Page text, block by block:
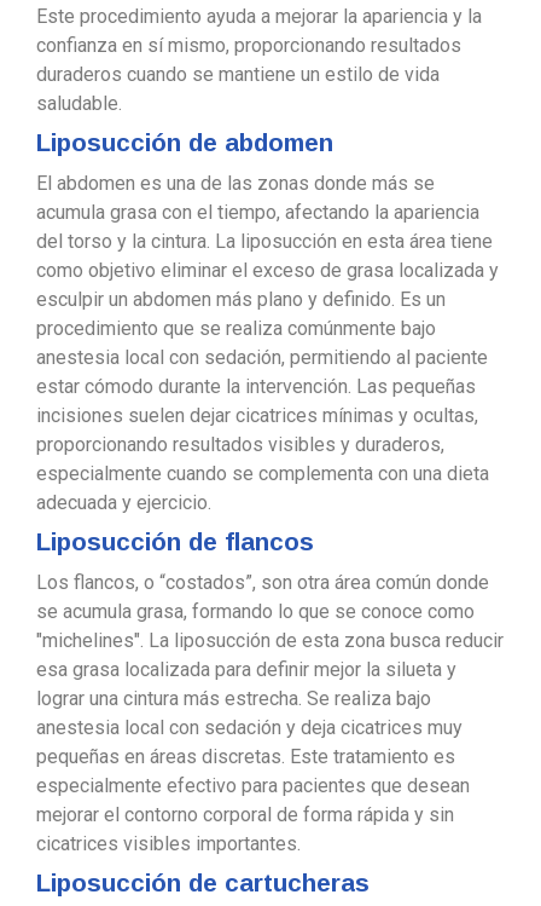
Este procedimiento ayuda a mejorar la apariencia y la
confianza en sí mismo, proporcionando resultados
duraderos cuando se mantiene un estilo de vida
saludable.
Liposucción de abdomen
El abdomen es una de las zonas donde más se
acumula grasa con el tiempo, afectando la apariencia
del torso y la cintura. La liposucción en esta área tiene
como objetivo eliminar el exceso de grasa localizada y
esculpir un abdomen más plano y definido. Es un
procedimiento que se realiza comúnmente bajo
anestesia local con sedación, permitiendo al paciente
estar cómodo durante la intervención. Las pequeñas
incisiones suelen dejar cicatrices mínimas y ocultas,
proporcionando resultados visibles y duraderos,
especialmente cuando se complementa con una dieta
adecuada y ejercicio.
Liposucción de flancos
Los flancos, o “costados”, son otra área común donde
se acumula grasa, formando lo que se conoce como
"michelines". La liposucción de esta zona busca reducir
esa grasa localizada para definir mejor la silueta y
lograr una cintura más estrecha. Se realiza bajo
anestesia local con sedación y deja cicatrices muy
pequeñas en áreas discretas. Este tratamiento es
especialmente efectivo para pacientes que desean
mejorar el contorno corporal de forma rápida y sin
cicatrices visibles importantes.
Liposucción de cartucheras